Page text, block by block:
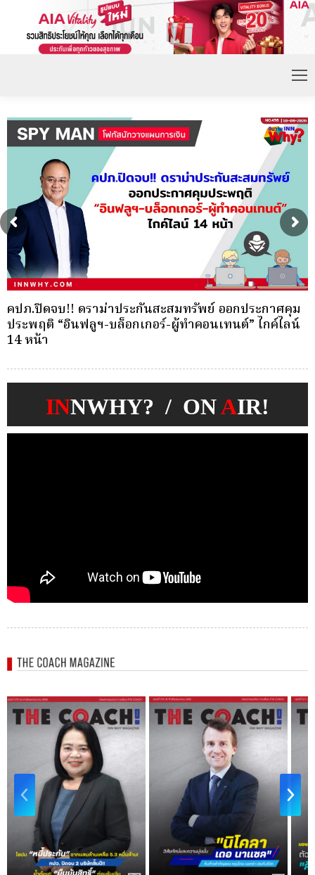
ผู้สนใจสามารถสอบถามรายละเอียดเพิ่มเติมได้ที่
ทรัพยากรบุคคลกองทุนประกันชีวิต หมายเลขโทรศัพท์
0-2791-1333 ต่อ 2004 ในวันและเวลาราชการ
INNWHY? / ONAIR!